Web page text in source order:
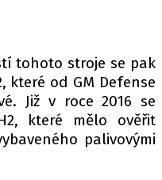
video?
tohoto stroje se pak
které od GM Defense
Již v roce 2016 se
které mělo ověřit
palivovými